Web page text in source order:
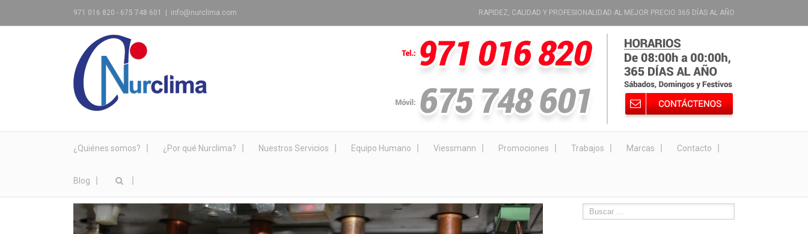
971 016 820 - 675 748 601 info@nurclima.com RAPIDEZ, CALIDAD Y PROFESIONALIDAD AL MEJOR PRECIO 365 DÍAS AL AÑO
¿Quiénes somos? ¿Por qué Nurclima? Nuestros Servicios Equipo Humano Viessmann Promociones Trabajos Marcas Contacto
Blog